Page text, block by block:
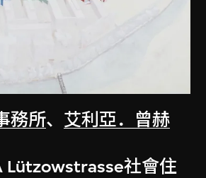
務所、 艾利亞．曾赫
Lützowstrasse社會住